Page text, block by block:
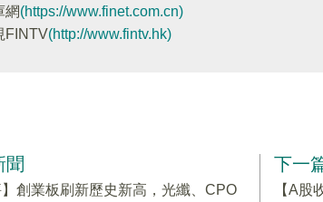
網(https://www.finet.com.cn)
FINTV(http://www.fintv.hk)
聞
】創業板刷新歷史新高，光纖、CPO
下一
【A股